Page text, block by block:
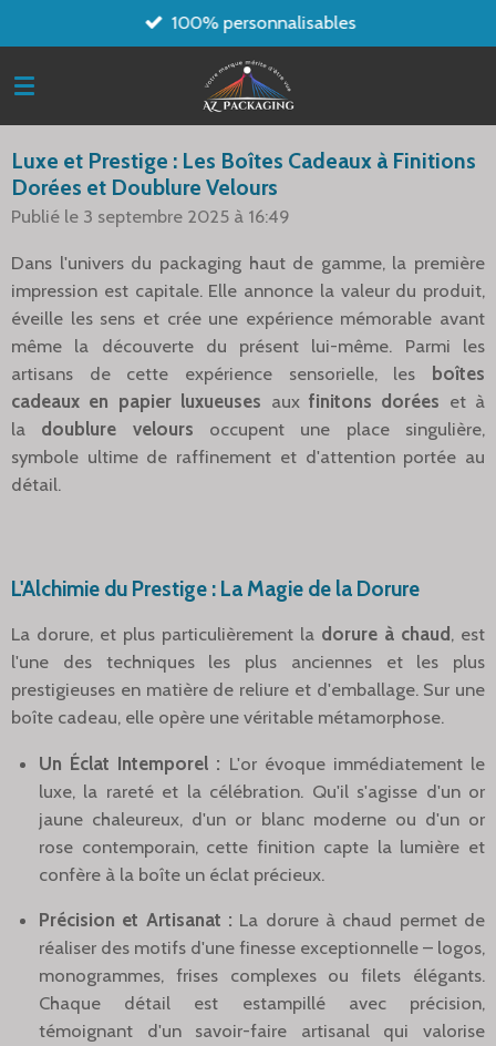
au
contenu
100% personnalisables
Luxe et Prestige : Les Boîtes Cadeaux à Finitions
Dorées et Doublure Velours
Publié le 3 septembre 2025 à 16:49
Dans l'univers du packaging haut de gamme, la première
impression est capitale. Elle annonce la valeur du produit,
éveille les sens et crée une expérience mémorable avant
même la découverte du présent lui-même. Parmi les
artisans de cette expérience sensorielle, les boîtes
cadeaux en papier luxueuses aux finitons dorées et à
la doublure velours occupent une place singulière,
symbole ultime de raffinement et d'attention portée au
détail.
L'Alchimie du Prestige : La Magie de la Dorure
La dorure, et plus particulièrement la dorure à chaud , est
l'une des techniques les plus anciennes et les plus
prestigieuses en matière de reliure et d'emballage. Sur une
boîte cadeau, elle opère une véritable métamorphose.
Un Éclat Intemporel : L'or évoque immédiatement le
luxe, la rareté et la célébration. Qu'il s'agisse d'un or
jaune chaleureux, d'un or blanc moderne ou d'un or
rose contemporain, cette finition capte la lumière et
confère à la boîte un éclat précieux.
Précision et Artisanat : La dorure à chaud permet de
réaliser des motifs d'une finesse exceptionnelle – logos,
monogrammes, frises complexes ou filets élégants.
Chaque détail est estampillé avec précision,
témoignant d'un savoir-faire artisanal qui valorise